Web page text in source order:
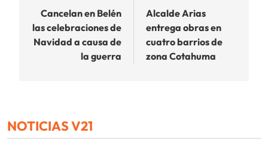
de
entradas
Cancelan en Belén
las celebraciones de
Navidad a causa de
la guerra
Alcalde Arias
entrega obras en
cuatro barrios de
zona Cotahuma
NOTICIAS V21